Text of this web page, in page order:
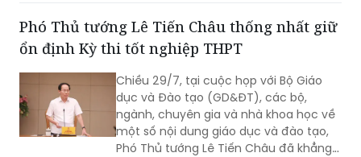
Phó Thủ tướng Lê Tiến Châu thống nhất giữ
ổn định Kỳ thi tốt nghiệp THPT
Chiều 29/7, tại cuộc họp với Bộ Giáo
dục và Đào tạo (GD&ĐT), các bộ,
ngành, chuyên gia và nhà khoa học về
một số nội dung giáo dục và đào tạo,
Phó Thủ tướng Lê Tiến Châu đã khẳng